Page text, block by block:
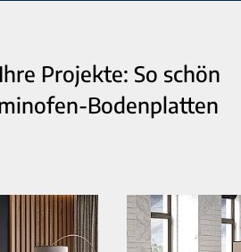
Projekte: So schön
Bodenplatten